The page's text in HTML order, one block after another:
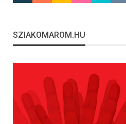
SZIAKOMAROM.HU